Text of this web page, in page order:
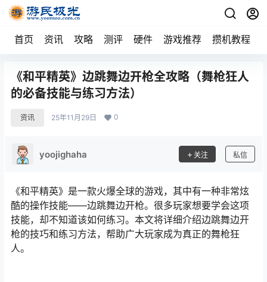
首页 资讯 攻略 测评 硬件 游戏推荐 攒机教程
《和平精英》边跳舞边开枪全攻略（舞枪狂人
的必备技能与练习方法）
资讯 25年11月29日 0
yoojighaha 关注 私信
《和平精英》是一款火爆全球的游戏，其中有一种非常炫
酷的操作技能——边跳舞边开枪。很多玩家想要学会这项
技能，却不知道该如何练习。本文将详细介绍边跳舞边开
枪的技巧和练习方法，帮助广大玩家成为真正的舞枪狂
人。